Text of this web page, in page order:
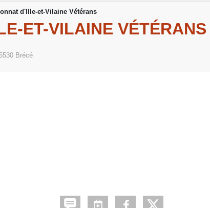
d'Ille-et-Vilaine Vétérans
ET-VILAINE VÉTÉRANS
Brécé